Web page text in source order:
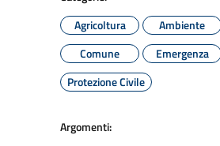
Agricoltura
Ambiente
Comune
Emergenza
Protezione Civile
Argomenti: